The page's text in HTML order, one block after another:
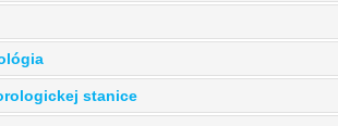
stanice